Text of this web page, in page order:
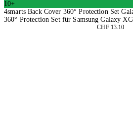
10+
4smarts Back Cover 360° Protection Set
360° Protection Set für Samsung Galaxy
CHF 13.10